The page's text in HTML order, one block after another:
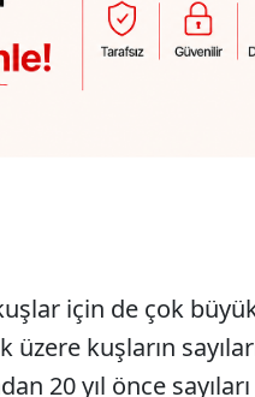
için de çok
kuşların
20 yıl önce